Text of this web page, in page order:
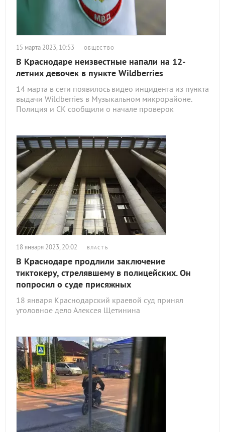
15 марта 2023, 10:53 ОБЩЕСТВО
В Краснодаре неизвестные напали на 12-
летних девочек в пункте Wildberries
14 марта в сети появилось видео инцидента из пункта
выдачи Wildberries в Музыкальном микрорайоне.
Полиция и СК сообщили о начале проверок
18 января 2023, 20:02 ВЛАСТЬ
В Краснодаре продлили заключение
тиктокеру, стрелявшему в полицейских. Он
попросил о суде присяжных
18 января Краснодарский краевой суд принял
уголовное дело Алексея Щетинина